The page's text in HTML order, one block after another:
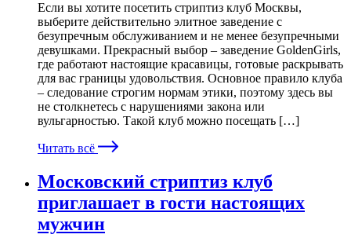
Если вы хотите посетить стриптиз клуб Москвы,
выберите действительно элитное заведение с
безупречным обслуживанием и не менее безупречными
девушками. Прекрасный выбор – заведение GoldenGirls,
где работают настоящие красавицы, готовые раскрывать
для вас границы удовольствия. Основное правило клуба
– следование строгим нормам этики, поэтому здесь вы
не столкнетесь с нарушениями закона или
вульгарностью. Такой клуб можно посещать […]
Читать всё
Московский стриптиз клуб
приглашает в гости настоящих
мужчин